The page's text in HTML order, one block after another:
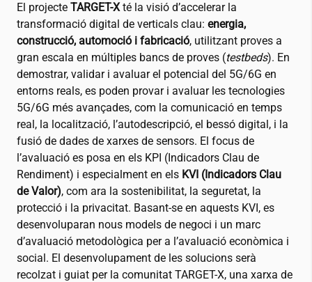
El projecte TARGET-Xté la visió d’accelerar la
transformació digital de verticals clau: energia,
construcció, automoció i fabricació, utilitzant proves a
gran escala en múltiples bancs de proves (testbeds). En
demostrar, validar i avaluar el potencial del 5G/6G en
entorns reals, es poden provar i avaluar les tecnologies
5G/6G més avançades, com la comunicació en temps
real, la localització, l’autodescripció, el bessó digital, i la
fusió de dades de xarxes de sensors. El focus de
l’avaluació es posa en els KPI (Indicadors Clau de
Rendiment) i especialment en els KVI (Indicadors Clau
de Valor), com ara la sostenibilitat, la seguretat, la
protecció i la privacitat. Basant-se en aquests KVI, es
desenvoluparan nous models de negoci i un marc
d’avaluació metodològica per a l’avaluació econòmica i
social. El desenvolupament de les solucions serà
recolzat i guiat per la comunitat TARGET-X, una xarxa de